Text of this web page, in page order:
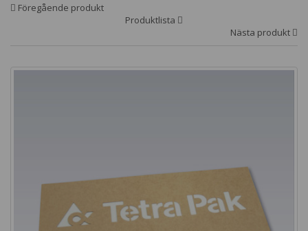
Föregående produkt
Produktlista
Nästa produkt